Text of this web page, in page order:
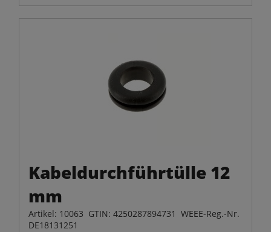
Kabeldurchführtülle 12
mm
Artikel: 10063 GTIN: 4250287894731 WEEE-Reg.-Nr.
DE18131251